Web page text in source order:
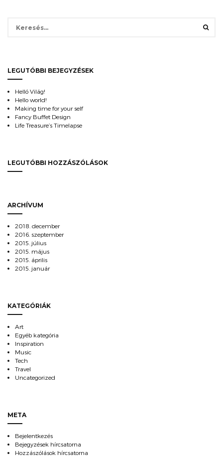
LEGUTÓBBI BEJEGYZÉSEK
Helló Világ!
Hello world!
Making time for your self
Fancy Buffet Design
Life Treasure’s Timelapse
LEGUTÓBBI HOZZÁSZÓLÁSOK
ARCHÍVUM
2018. december
2016. szeptember
2015. július
2015. május
2015. április
2015. január
KATEGÓRIÁK
Art
Egyéb kategória
Inspiration
Music
Tech
Travel
Uncategorized
META
Bejelentkezés
Bejegyzések hírcsatorna
Hozzászólások hírcsatorna